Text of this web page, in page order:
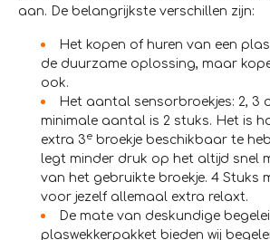
aan. De belangrijkste verschillen zijn:
Het kopen of huren van een
de duurzame oplossing, maar
ook.
Het aantal sensorbroekjes: 2, 3
minimale aantal is 2 stuks. Het is
extra 3e broekje beschikbaar te
legt minder druk op het altijd snel
van het gebruikte broekje. 4 Stuks
voor jezelf allemaal extra relaxt.
De mate van deskundige
plaswekkerpakket bieden wij